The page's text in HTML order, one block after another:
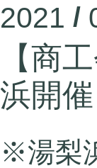
2021 /
【商
浜開催
※湯梨